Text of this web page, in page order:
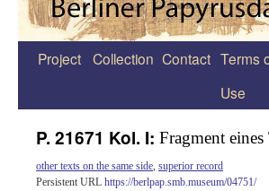
Zum
Project Collection Contact Terms
Use
P. 21671 Kol. I: Fragment
other texts on the same side superior record
Persistent URL https://berlpap.smb.museum/04751/